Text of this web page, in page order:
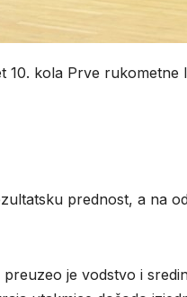
kola Prve rukometne
prednost, a na
je vodstvo i